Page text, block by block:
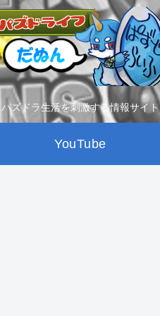
パズドラ生活を刺激する情報サイト
YouTube